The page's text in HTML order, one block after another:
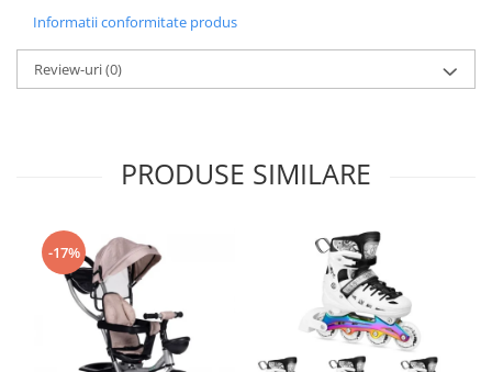
Informatii conformitate produs
Review-uri(0)
PRODUSE SIMILARE
-17%